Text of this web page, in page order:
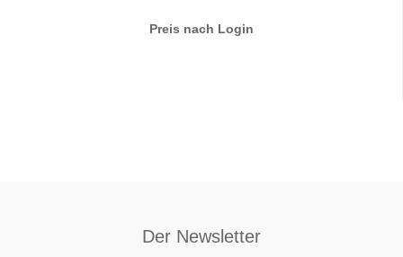
Preis nach Login
Der Newsletter